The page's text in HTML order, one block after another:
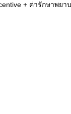
+ ค่ารักษาพยา